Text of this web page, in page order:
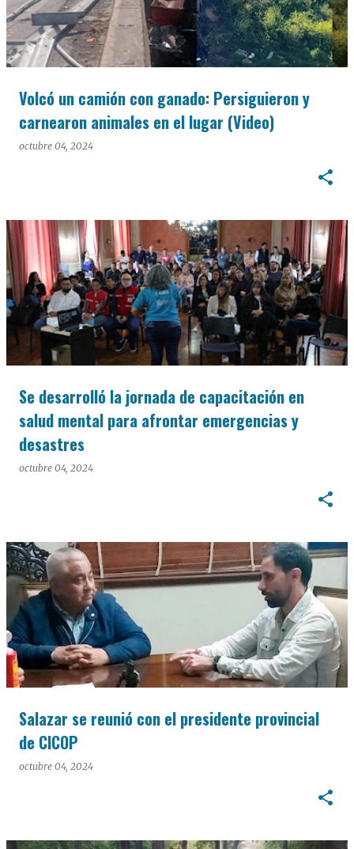
Volcó un camión con ganado: Persiguieron y
carnearon animales en el lugar (Video)
octubre 04, 2024
Se desarrolló la jornada de capacitación en
salud mental para afrontar emergencias y
desastres
octubre 04, 2024
Salazar se reunió con el presidente provincial
de CICOP
octubre 04, 2024